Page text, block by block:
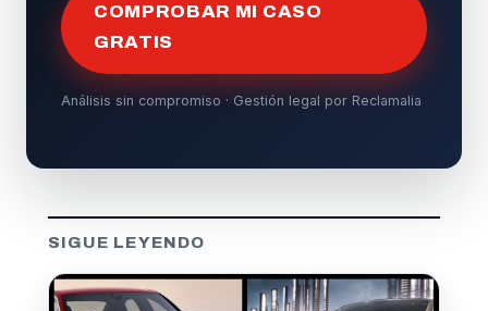
COMPROBAR MI CASO
GRATIS
Análisis sin compromiso · Gestión legal por Reclamalia
SIGUE LEYENDO